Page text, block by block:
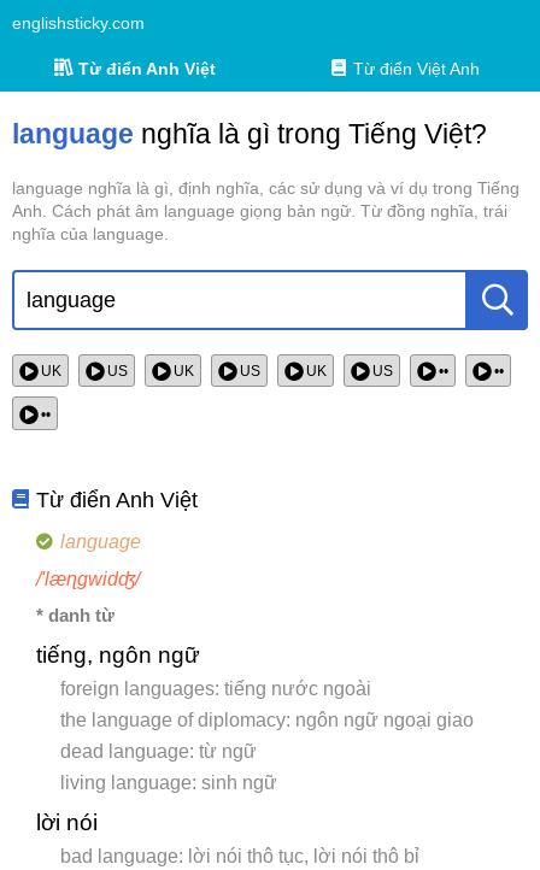
englishsticky.com
Từ điển Anh Việt Từ điển Việt Anh
language nghĩa là gì trong Tiếng Việt?
language nghĩa là gì, định nghĩa, các sử dụng và ví dụ trong Tiếng
Anh. Cách phát âm language giọng bản ngữ. Từ đồng nghĩa, trái
nghĩa của language.
UK US UK US UK US •• ••
••
Từ điển Anh Việt
language
/'læɳgwidʤ/
* danh từ
tiếng, ngôn ngữ
foreign languages: tiếng nước ngoài
the language of diplomacy: ngôn ngữ ngoại giao
dead language: từ ngữ
living language: sinh ngữ
lời nói
bad language: lời nói thô tục, lời nói thô bỉ